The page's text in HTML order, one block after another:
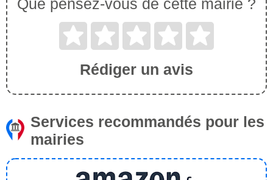
Que pensez-vous de cette mairie ?
Rédiger un avis
Services recommandés pour les
mairies